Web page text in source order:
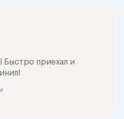
Быстро приехал и